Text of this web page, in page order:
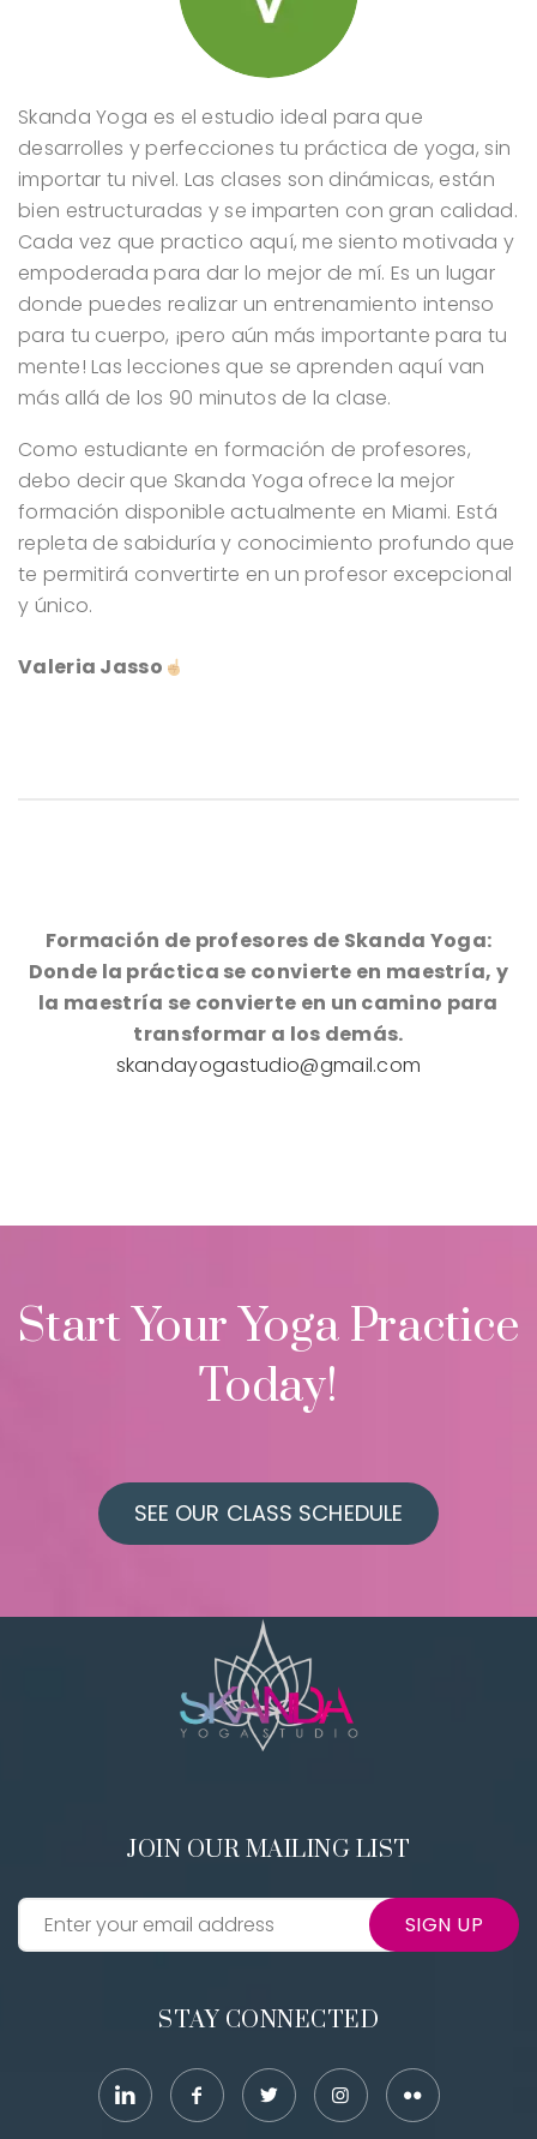
Skanda Yoga es el estudio ideal para que
desarrolles y perfecciones tu práctica de yoga, sin
importar tu nivel. Las clases son dinámicas, están
bien estructuradas y se imparten con gran calidad.
Cada vez que practico aquí, me siento motivada y
empoderada para dar lo mejor de mí. Es un lugar
donde puedes realizar un entrenamiento intenso
para tu cuerpo, ¡pero aún más importante para tu
mente! Las lecciones que se aprenden aquí van
más allá de los 90 minutos de la clase.
Como estudiante en formación de profesores,
debo decir que Skanda Yoga ofrece la mejor
formación disponible actualmente en Miami. Está
repleta de sabiduría y conocimiento profundo que
te permitirá convertirte en un profesor excepcional
y único.
Valeria Jasso
Formación de profesores de Skanda Yoga:
Donde la práctica se convierte en maestría, y
la maestría se convierte en un camino para
transformar a los demás.
skandayogastudio@gmail.com
Start Your Yoga Practice
Today!
SEE OUR CLASS SCHEDULE
JOIN OUR MAILING LIST
SIGN UP
STAY CONNECTED